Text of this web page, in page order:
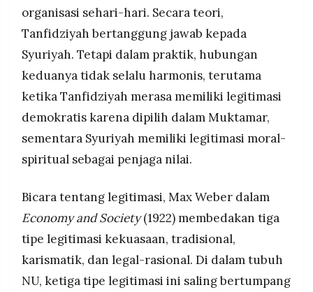
organisasi sehari-hari. Secara teori,
Tanfidziyah bertanggung jawab kepada
Syuriyah. Tetapi dalam praktik, hubungan
keduanya tidak selalu harmonis, terutama
ketika Tanfidziyah merasa memiliki legitimasi
demokratis karena dipilih dalam Muktamar,
sementara Syuriyah memiliki legitimasi moral-
spiritual sebagai penjaga nilai.
Bicara tentang legitimasi, Max Weber dalam
Economy and Society(1922) membedakan tiga
tipe legitimasi kekuasaan, tradisional,
karismatik, dan legal-rasional. Di dalam tubuh
NU, ketiga tipe legitimasi ini saling bertumpang